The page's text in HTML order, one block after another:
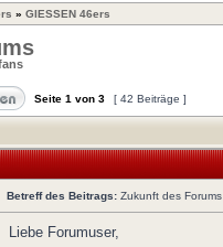
» GIESSEN 46ers
Seite 1 von 3 [ 42 Beiträge ]
Betreff des Beitrags: Zukunft des Forums
Liebe Forumuser,